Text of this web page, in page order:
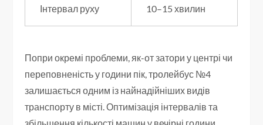
Інтервал руху 10–15 хвилин
Попри окремі проблеми, як-от затори у центрі чи
переповненість у години пік, тролейбус №4
залишається одним із найнадійніших видів
транспорту в місті. Оптимізація інтервалів та
збільшення кількості машин у вечірні години